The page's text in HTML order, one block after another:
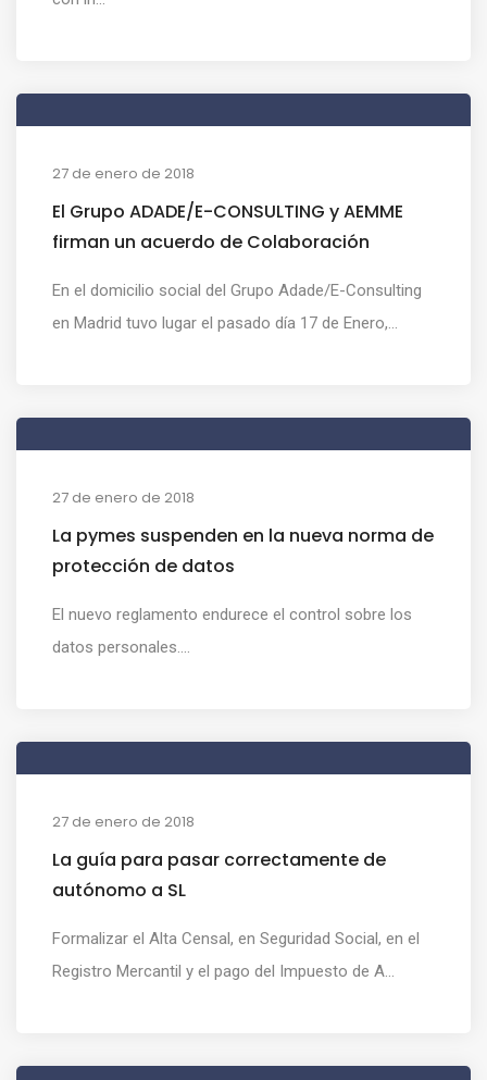
27 de enero de 2018
El Grupo ADADE/E-CONSULTING y AEMME
firman un acuerdo de Colaboración
En el domicilio social del Grupo Adade/E-Consulting
en Madrid tuvo lugar el pasado día 17 de Enero,...
27 de enero de 2018
La pymes suspenden en la nueva norma de
protección de datos
El nuevo reglamento endurece el control sobre los
datos personales....
27 de enero de 2018
La guía para pasar correctamente de
autónomo a SL
Formalizar el Alta Censal, en Seguridad Social, en el
Registro Mercantil y el pago del Impuesto de A...